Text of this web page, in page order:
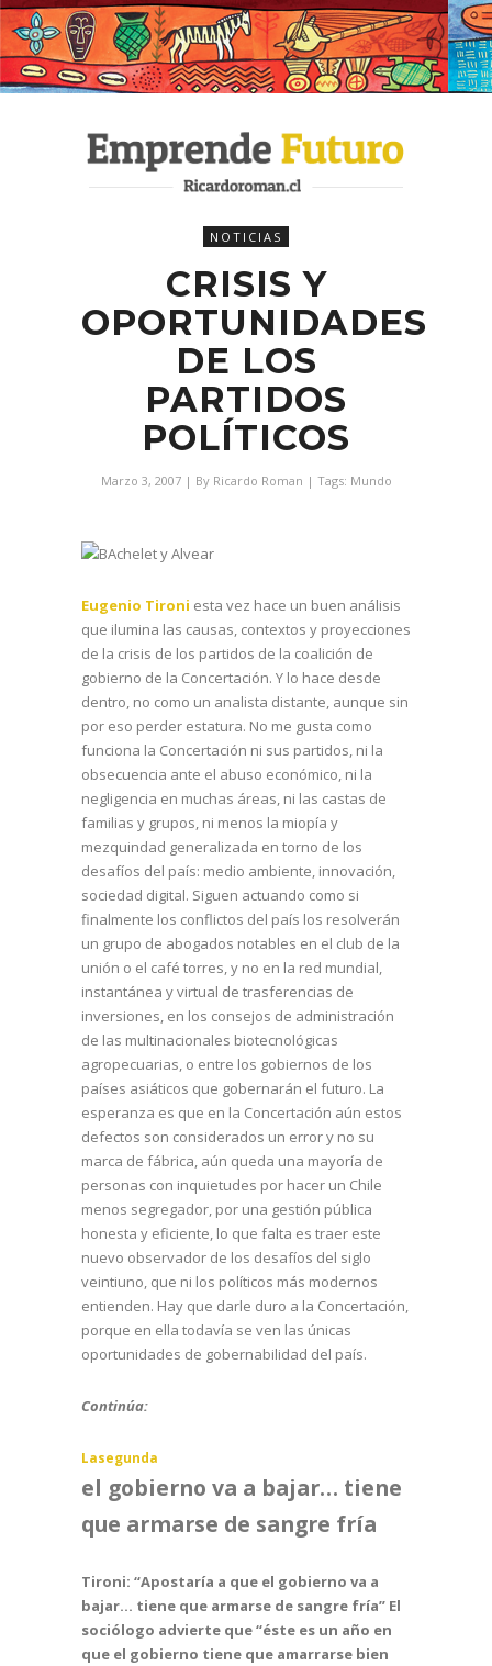
NOTICIAS
CRISIS Y
OPORTUNIDADES
DE LOS
PARTIDOS
POLÍTICOS
Marzo 3, 2007 | By Ricardo Roman | Tags: Mundo
Eugenio Tironi esta vez hace un buen análisis
que ilumina las causas, contextos y proyecciones
de la crisis de los partidos de la coalición de
gobierno de la Concertación. Y lo hace desde
dentro, no como un analista distante, aunque sin
por eso perder estatura. No me gusta como
funciona la Concertación ni sus partidos, ni la
obsecuencia ante el abuso económico, ni la
negligencia en muchas áreas, ni las castas de
familias y grupos, ni menos la miopía y
mezquindad generalizada en torno de los
desafíos del país: medio ambiente, innovación,
sociedad digital. Siguen actuando como si
finalmente los conflictos del país los resolverán
un grupo de abogados notables en el club de la
unión o el café torres, y no en la red mundial,
instantánea y virtual de trasferencias de
inversiones, en los consejos de administración
de las multinacionales biotecnológicas
agropecuarias, o entre los gobiernos de los
países asiáticos que gobernarán el futuro. La
esperanza es que en la Concertación aún estos
defectos son considerados un error y no su
marca de fábrica, aún queda una mayoría de
personas con inquietudes por hacer un Chile
menos segregador, por una gestión pública
honesta y eficiente, lo que falta es traer este
nuevo observador de los desafíos del siglo
veintiuno, que ni los políticos más modernos
entienden. Hay que darle duro a la Concertación,
porque en ella todavía se ven las únicas
oportunidades de gobernabilidad del país.
Continúa:
Lasegunda
el gobierno va a bajar… tiene
que armarse de sangre fría
Tironi: “Apostaría a que el gobierno va a
bajar… tiene que armarse de sangre fría” El
sociólogo advierte que “éste es un año en
que el gobierno tiene que amarrarse bien